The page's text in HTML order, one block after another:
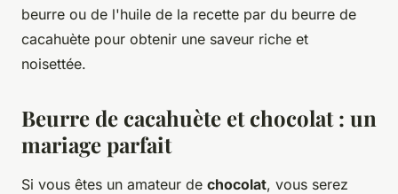
beurre ou de l'huile de la recette par du beurre de
cacahuète pour obtenir une saveur riche et
noisettée.
Beurre de cacahuète et chocolat : un
mariage parfait
Si vous êtes un amateur de chocolat, vous serez